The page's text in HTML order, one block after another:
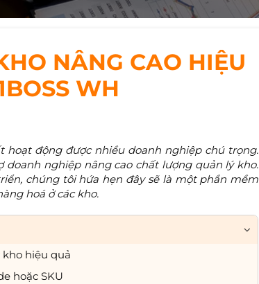
NÂNG CAO HIỆU
WH
hoạt động được nhiều doanh nghiệp chú trọng.
doanh nghiệp nâng cao chất lượng quản lý kho.
chúng tôi hứa hẹn đây sẽ là một phần mềm
hoá ở các kho.
hiệu quả
hoặc SKU